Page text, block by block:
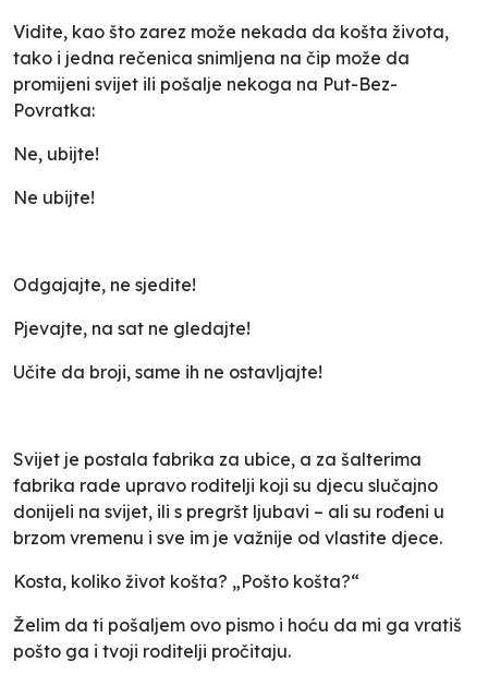
Vidite, kao što zarez može nekada da košta života,
tako i jedna rečenica snimljena na čip može da
promijeni svijet ili pošalje nekoga na Put-Bez-
Povratka:
Ne, ubijte!
Ne ubijte!
Odgajajte, ne sjedite!
Pjevajte, na sat ne gledajte!
Učite da broji, same ih ne ostavljajte!
Svijet je postala fabrika za ubice, a za šalterima
fabrika rade upravo roditelji koji su djecu slučajno
donijeli na svijet, ili s pregršt ljubavi – ali su rođeni u
brzom vremenu i sve im je važnije od vlastite djece.
Kosta, koliko život košta? „Pošto košta?“
Želim da ti pošaljem ovo pismo i hoću da mi ga vratiš
pošto ga i tvoji roditelji pročitaju.